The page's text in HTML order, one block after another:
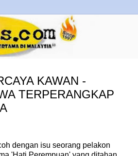
KAWAN -
TERPERANGKAP
dengan isu seorang pelakon